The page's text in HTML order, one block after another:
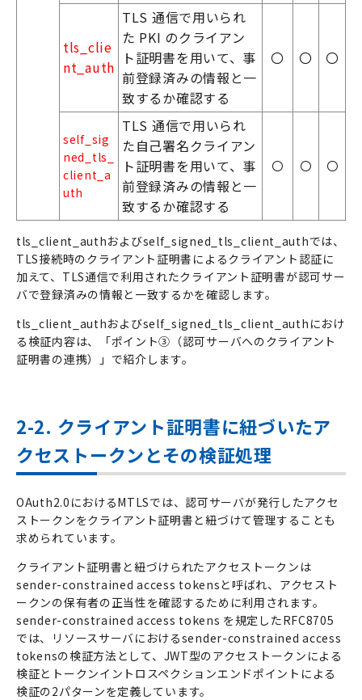
tls_clie
nt_auth
TLS 通信で用いられ
た PKI のクライアン
ト証明書を用いて、事
前登録済みの情報と一
致するか確認する
〇 〇 〇
self_sig
ned_tls
client_a
uth
TLS 通信で用いられ
た自己署名クライアン
ト証明書を用いて、事
前登録済みの情報と一
致するか確認する
〇 〇 〇
tls_client_authおよびself_signed_tls_client_authでは、
TLS接続時のクライアント証明書によるクライアント認証に
加えて、TLS通信で利用されたクライアント証明書が認可サー
バで登録済みの情報と一致するかを確認します。
tls_client_authおよびself_signed_tls_client_authにおけ
る検証内容は、「ポイント③（認可サーバへのクライアント
証明書の連携）」で紹介します。
2-2. クライアント証明書に紐づいたア
クセストークンとその検証処理
OAuth2.0におけるMTLSでは、認可サーバが発行したアクセ
ストークンをクライアント証明書と紐づけて管理することも
求められています。
クライアント証明書と紐づけられたアクセストークンは
sender-constrained access tokensと呼ばれ、アクセスト
ークンの保有者の正当性を確認するために利用されます。
sender-constrained access tokens を規定したRFC8705
では、リソースサーバにおけるsender-constrained access
tokensの検証方法として、 JWT型のアクセストークンによる
検証とトークンイントロスペクションエンドポイントによる
検証の2パターンを定義しています。